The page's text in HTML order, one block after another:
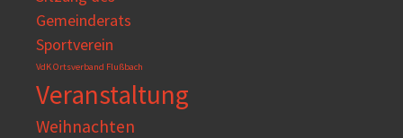
Gemeinderats
Sportverein
VdK Ortsverband Flußbach
Veranstaltung
Weihnachten